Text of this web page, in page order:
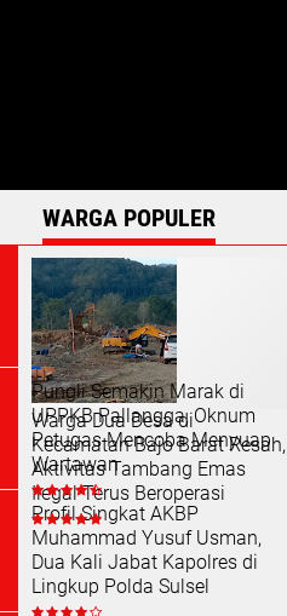
WARGA POPULER
Warga Dua Desa di
Kecamatan Bajo Barat Resah,
Aktivitas Tambang Emas
Ilegal Terus Beroperasi
Pungli Semakin Marak di
UPPKB Pallangga, Oknum
Petugas Mencoba Menyuap
Wartawan
Profil Singkat AKBP
Muhammad Yusuf Usman,
Dua Kali Jabat Kapolres di
Lingkup Polda Sulsel